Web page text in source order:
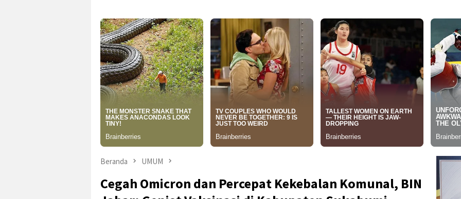
Beranda UMUM
Cegah Omicron dan Percepat Kekebalan Komunal, BIN